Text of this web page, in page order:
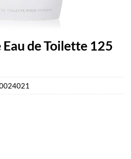
de Toilette 125